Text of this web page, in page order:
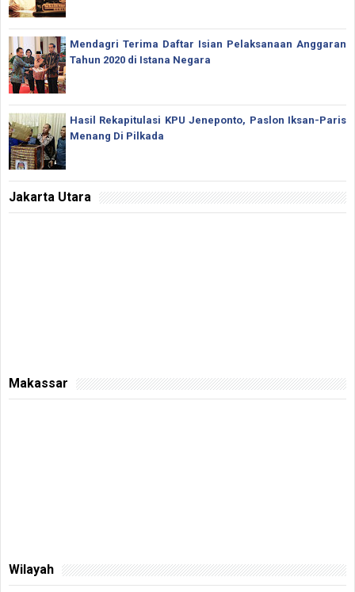
Mendagri Terima Daftar Isian Pelaksanaan Anggaran
Tahun 2020 di Istana Negara
Hasil Rekapitulasi KPU Jeneponto, Paslon Iksan-Paris
Menang Di Pilkada
Jakarta Utara
Makassar
Wilayah